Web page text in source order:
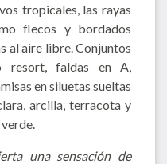
tropicales, las rayas
flecos y bordados
al aire libre. Conjuntos
resort, faldas en A,
en siluetas sueltas
arcilla, terracota y
una sensación de